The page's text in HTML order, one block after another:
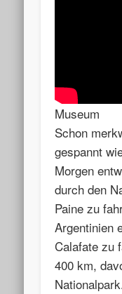
Museum
Schon
gespannt
Morgen
durch den
Paine zu
Argentinien
Calafate zu
400 km,